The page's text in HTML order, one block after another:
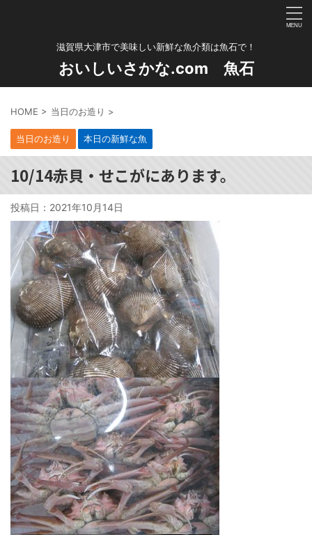
滋賀県大津市で美味しい新鮮な魚介類は魚石で！
おいしいさかな.com 魚石
HOME > 当日のお造り >
当日のお造り 本日の新鮮な魚
10/14赤貝・せこがにあります。
投稿日： 2021年10月14日